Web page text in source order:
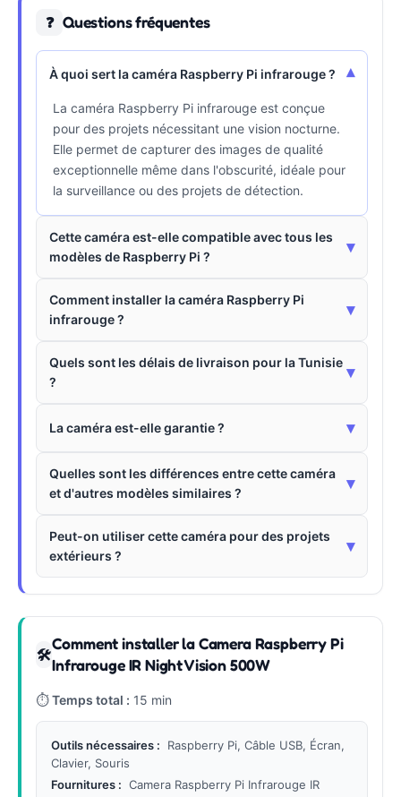
❓ Questions fréquentes
À quoi sert la caméra Raspberry Pi infrarouge ? ▾
La caméra Raspberry Pi infrarouge est conçue
pour des projets nécessitant une vision nocturne.
Elle permet de capturer des images de qualité
exceptionnelle même dans l'obscurité, idéale pour
la surveillance ou des projets de détection.
Cette caméra est-elle compatible avec tous les
modèles de Raspberry Pi ?
▾
Comment installer la caméra Raspberry Pi
infrarouge ?
▾
Quels sont les délais de livraison pour la Tunisie
?
▾
La caméra est-elle garantie ? ▾
Quelles sont les différences entre cette caméra
et d'autres modèles similaires ?
▾
Peut-on utiliser cette caméra pour des projets
extérieurs ?
▾
🛠
Comment installer la Camera Raspberry Pi
Infrarouge IR Night Vision 500W
⏱Temps total : 15 min
Outils nécessaires :
Raspberry Pi, Câble USB, Écran,
Clavier, Souris
Fournitures : Camera Raspberry Pi Infrarouge IR